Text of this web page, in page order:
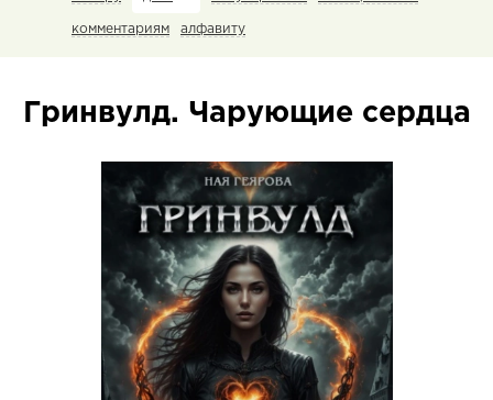
комментариям алфавиту
Гринвулд. Чарующие сердца